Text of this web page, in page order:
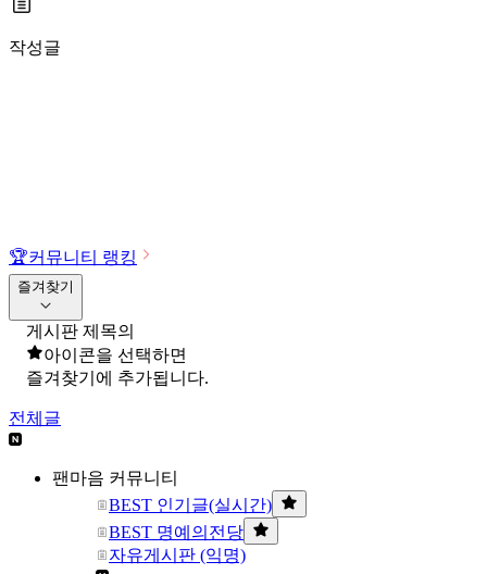
작성글
🏆커뮤니티 랭킹
즐겨찾기
게시판 제목의
아이콘을 선택하면
즐겨찾기에 추가됩니다.
전체글
팬마음 커뮤니티
BEST 인기글(실시간)
BEST 명예의전당
자유게시판 (익명)